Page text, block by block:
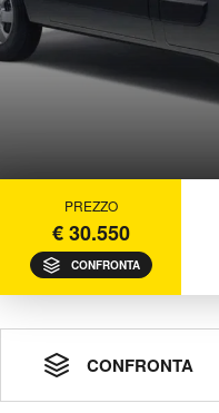
PREZZO
€ 30.550
CONFRONTA
CONFRONTA